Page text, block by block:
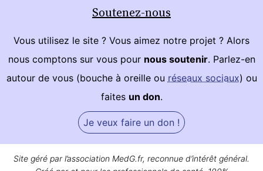
Soutenez-nous
Vous utilisez le site ? Vous aimez notre projet ? Alors
nous comptons sur vous pour nous soutenir. Parlez-en
autour de vous (bouche à oreille ou réseaux sociaux) ou
faites un don.
Je veux faire un don !
Site géré par l’association MedG.fr, reconnue d’intérêt général.